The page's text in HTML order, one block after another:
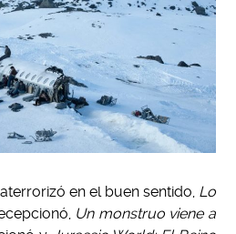
en el buen sentido, Lo
Un monstruo viene a